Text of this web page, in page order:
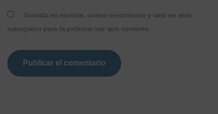
Guarda mi nombre, correo electrónico y web en este
navegador para la próxima vez que comente.